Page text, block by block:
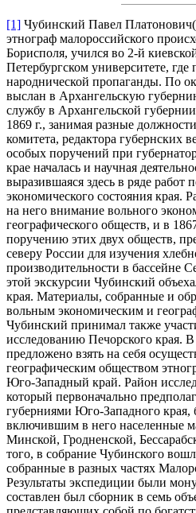
[1] Чубинский Павел
этнограф малороссийского
Борисполя, учился во 2-й
Петербургском университете,
народнической пропаганды. По
выслан в Архангельскую
службу в Архангельской
1869 г., занимая разные
комитета, редактора губернских
особых поручений при
крае началась и научная
выразившаяся здесь в ряде работ
экономического состояния края.
на него внимание вольного
географического обществ, и в
поручению этих двух обществ,
северу России для изучения
производительности в бассейне
этой экскурсии Чубинский
края. Материалы, собранные и
вольным экономическим и
Чубинский принимал также
исследованию Печорского края.
предложено взять на себя
географическим обществом
Юго-Западный край. Район
который первоначально
губерниями Юго-Западного
включившим в него населенные
Минской, Гродненской,
того, в собрание Чубинского
собранные в разных частях
Результаты экспедиции были
составлен был сборник в семь